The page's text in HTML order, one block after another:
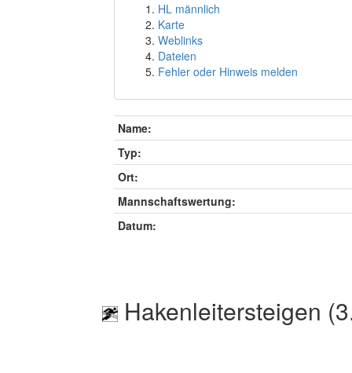
HL männlich
Karte
Weblinks
Dateien
Fehler oder Hinweis melden
Name:
Typ:
Ort:
Mannschaftswertung:
Datum:
Hakenleitersteigen